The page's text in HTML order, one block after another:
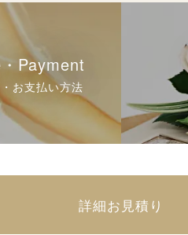
Payment
お支払い方法
詳細お見積り